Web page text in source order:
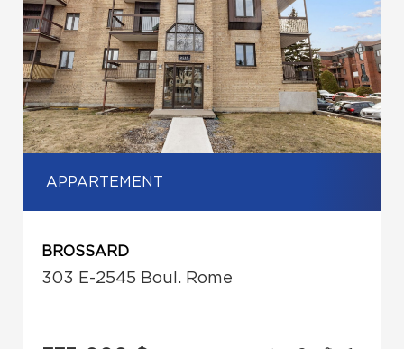
APPARTEMENT
BROSSARD
303 E-2545 Boul. Rome